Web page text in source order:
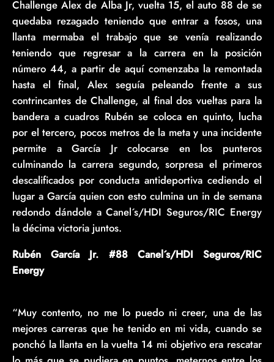
Challenge Alex de Alba Jr, vuelta 15, el auto 88 de se
quedaba rezagado teniendo que entrar a fosos, una
llanta mermaba el trabajo que se venía realizando
teniendo que regresar a la carrera en la posición
número 44, a partir de aquí comenzaba la remontada
hasta el final, Alex seguía peleando frente a sus
contrincantes de Challenge, al final dos vueltas para la
bandera a cuadros Rubén se coloca en quinto, lucha
por el tercero, pocos metros de la meta y una incidente
permite a García Jr colocarse en los punteros
culminando la carrera segundo, sorpresa el primeros
descalificados por conducta antideportiva cediendo el
lugar a García quien con esto culmina un in de semana
redondo dándole a Canel´s/HDI Seguros/RIC Energy
la décima victoria juntos.
Rubén García Jr. #88 Canel´s/HDI Seguros/RIC
Energy
“Muy contento, no me lo puedo ni creer, una de las
mejores carreras que he tenido en mi vida, cuando se
ponchó la llanta en la vuelta 14 mi objetivo era rescatar